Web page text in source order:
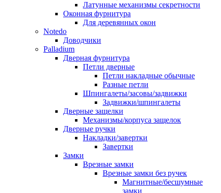
Латунные механизмы секретности
Оконная фурнитура
Для деревянных окон
Notedo
Доводчики
Palladium
Дверная фурнитура
Петли дверные
Петли накладные обычные
Разные петли
Шпингалеты/засовы/задвижки
Задвижки/шпингалеты
Дверные защелки
Механизмы/корпуса защелок
Дверные ручки
Накладки/завертки
Завертки
Замки
Врезные замки
Врезные замки без ручек
Магнитные/бесшумные
замки